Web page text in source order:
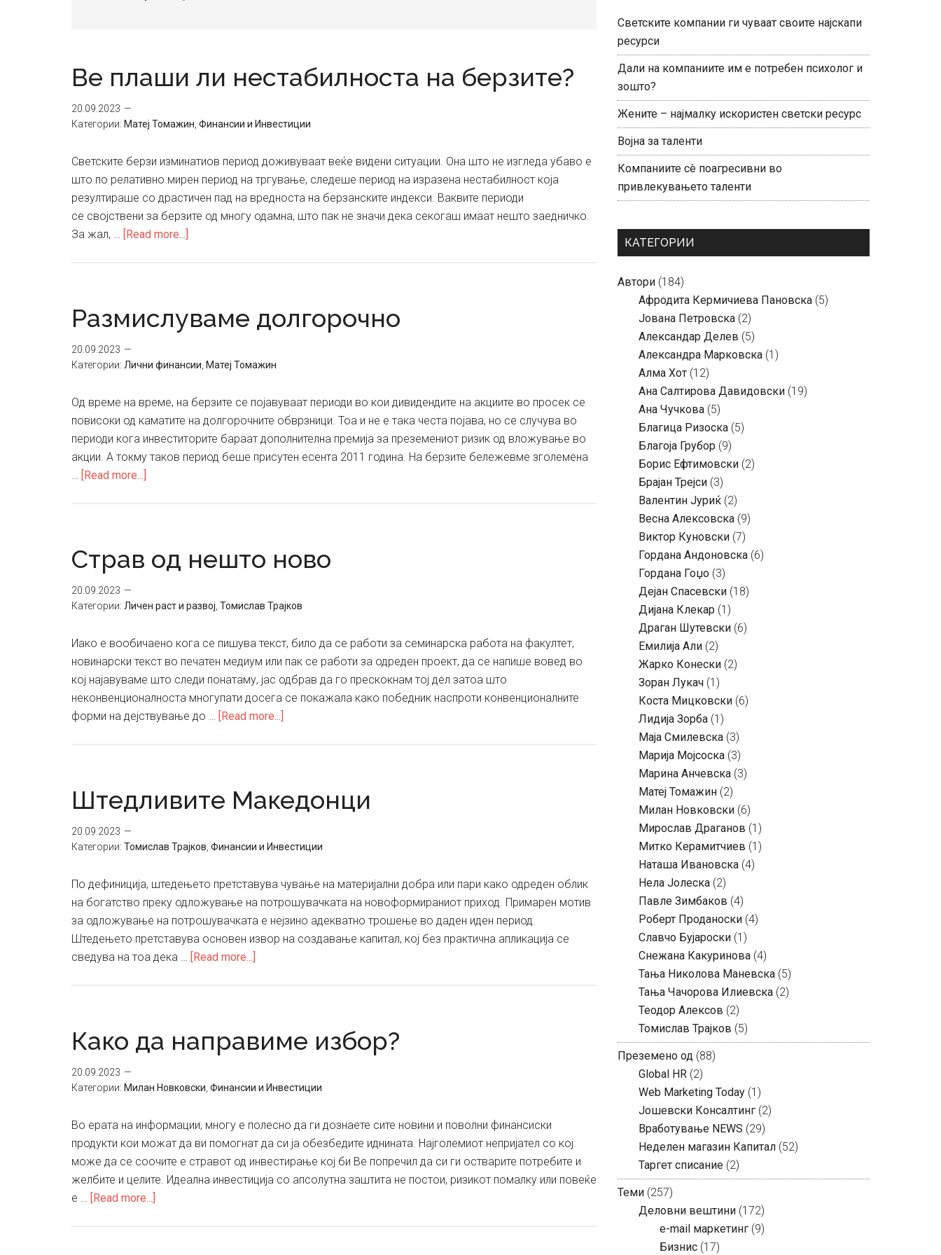
Ве плаши ли нестабилноста на берзите?
20.09.2023
Категории: Матеј Томажин Финансии и Инвестиции
Светските берзи изминатиов период доживуваат веќе видени ситуации. Она што не изгледа убаво е
што по релативно мирен период на тргување, следеше период на изразена нестабилност која
резултираше со драстичен пад на вредноста на берзанските индекси. Ваквите периоди
се својствени за берзите од многу одамна, што пак не значи дека секогаш имаат нешто заедничко.
За жал, … [Read more...]
на
Размислуваме долгорочно
20.09.2023
Категории: Лични финансии Матеј Томажин
Од време на време, на берзите се појавуваат периоди во кои дивидендите на акциите во просек се
повисоки од каматите на долгорочните обврзници. Тоа и не е така честа појава, но се случува во
периоди кога инвеститорите бараат дополнителна премија за преземениот ризик од вложување во
акции. А токму таков период беше присутен есента 2011 година. На берзите бележевме зголемена
… [Read more...]
Страв од нешто ново
20.09.2023
Категории: Личен раст и развој Томислав Трајков
Иако е вообичаено кога се пишува текст, било да се работи за семинарска работа на факултет,
новинарски текст во печатен медиум или пак се работи за одреден проект, да се напише вовед во
кој најавуваме што следи понатаму, јас одбрав да го прескокнам тој дел затоа што
неконвенционалноста многупати досега се покажала како победник наспроти конвенционалните
форми на дејствување до … [Read more...]
Штедливите Македонци
20.09.2023
Категории: Томислав Трајков Финансии и Инвестиции
По дефиниција, штедењето претставува чување на материјални добра или пари како одреден облик
на богатство преку одложување на потрошувачката на новоформираниот приход. Примарен мотив
за одложување на потрошувачката е нејзино адекватно трошење во даден иден период.
Штедењето претставува основен извор на создавање капитал, кој без практична апликација се
сведува на тоа дека … [Read more...]
Како да направиме избор?
20.09.2023
Категории: Милан Новковски Финансии и Инвестиции
Во ерата на информации, многу е полесно да ги дознаете сите новини и поволни финансиски
продукти кои можат да ви помогнат да си ја обезбедите иднината. Најголемиот непријател со кој
може да се соочите е стравот од инвестирање кој би Ве попречил да си ги остварите потребите и
желбите и целите. Идеална инвестиција со апсолутна заштита не постои, ризикот помалку или повеќе
е … [Read more...]
Светските компании ги чуваат своите најскапи
ресурси
Дали на компаниите им е потребен психолог и
зошто?
Жените – најмалку искористен светски ресурс
Војна за таленти
Компаниите сè поагресивни во
привлекувањето таленти
КАТЕГОРИИ
Автори (184)
Aфродита Кермичиева Пановска (5)
Јована Петровска (2)
Александар Делев (5)
Александра Марковска (1)
Алма Хот (12)
Ана Салтирова Давидовски (19)
Ана Чучкова (5)
Благица Ризоска (5)
Благоја Грубор (9)
Борис Ефтимовски (2)
Брајан Трејси (3)
Валентин Јуриќ (2)
Весна Алексовска (9)
Виктор Куновски (7)
Гордана Андоновска (6)
Гордана Гоџо (3)
Дејан Спасевски (18)
Дијана Клекар (1)
Драган Шутевски (6)
Емилија Али (2)
Жарко Конески (2)
Зоран Лукач (1)
Коста Мицковски (6)
Лидија Зорба (1)
Маја Смилевска (3)
Марија Мојсоска (3)
Марина Анчевска (3)
Матеј Томажин (2)
Милан Новковски (6)
Мирослав Драганов (1)
Митко Керамитчиев (1)
Наташа Ивановска (4)
Нела Јолеска (2)
Павле Зимбаков (4)
Роберт Проданоски (4)
Славчо Бујароски (1)
Снежана Какуринова (4)
Тања Николова Маневска (5)
Тања Чачорова Илиевска (2)
Теодор Алексов (2)
Томислав Трајков (5)
Преземено од (88)
Global HR (2)
Web Marketing Today (1)
Јошевски Консалтинг (2)
Вработување NEWS (29)
Неделен магазин Капитал (52)
Таргет списание (2)
Теми (257)
Деловни вештини (172)
e-mail маркетинг (9)
Бизнис (17)